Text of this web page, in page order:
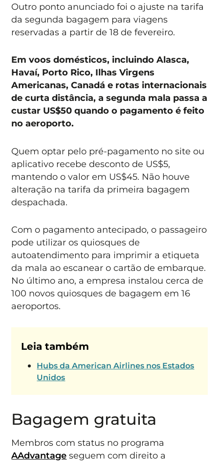
Outro ponto anunciado foi o ajuste na tarifa
da segunda bagagem para viagens
reservadas a partir de 18 de fevereiro.
Em voos domésticos, incluindo Alasca,
Havaí, Porto Rico, Ilhas Virgens
Americanas, Canadá e rotas internacionais
de curta distância, a segunda mala passa a
custar US$50 quando o pagamento é feito
no aeroporto.
Quem optar pelo pré-pagamento no site ou
aplicativo recebe desconto de US$5,
mantendo o valor em US$45. Não houve
alteração na tarifa da primeira bagagem
despachada.
Com o pagamento antecipado, o passageiro
pode utilizar os quiosques de
autoatendimento para imprimir a etiqueta
da mala ao escanear o cartão de embarque.
No último ano, a empresa instalou cerca de
100 novos quiosques de bagagem em 16
aeroportos.
Leia também
Hubs da American Airlines nos Estados
Unidos
Bagagem gratuita
Membros com status no programa
AAdvantage seguem com direito a